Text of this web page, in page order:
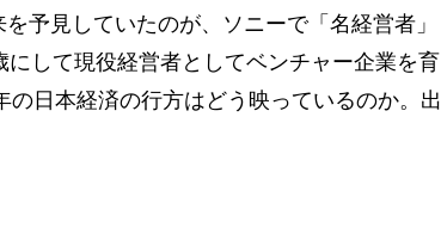
予見していたのが、ソニーで「名経営者」
して現役経営者としてベンチャー企業を育
日本経済の行方はどう映っているのか。出